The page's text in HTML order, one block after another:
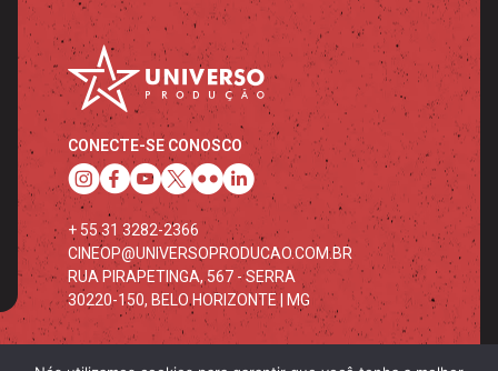
CONECTE-SE CONOSCO
+ 55 31 3282-2366
CINEOP@UNIVERSOPRODUCAO.COM.BR
RUA PIRAPETINGA, 567 - SERRA
30220-150, BELO HORIZONTE | MG